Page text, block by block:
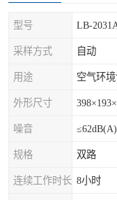
型号 LB-
采样方式 自动
用途 空气环
外形尺寸
噪音 ≤62dB(A)
规格 双路
连续工作时长 8小时